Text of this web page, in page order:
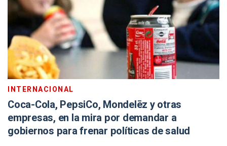
INTERNACIONAL
Coca-Cola, PepsiCo, Mondelēz y otras
empresas, en la mira por demandar a
gobiernos para frenar políticas de salud